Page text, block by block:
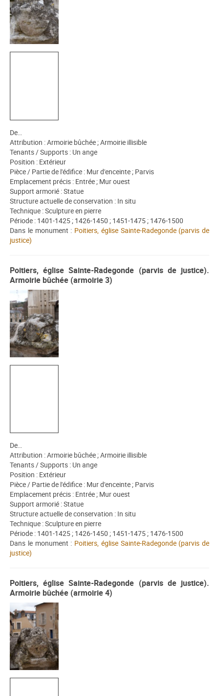
De…
Attribution : Armoirie bûchée ; Armoirie illisible
Tenants / Supports : Un ange
Position : Extérieur
Pièce / Partie de l'édifice : Mur d'enceinte ; Parvis
Emplacement précis : Entrée ; Mur ouest
Support armorié : Statue
Structure actuelle de conservation : In situ
Technique : Sculpture en pierre
Période : 1401-1425 ; 1426-1450 ; 1451-1475 ; 1476-1500
Dans le monument : Poitiers, église Sainte-Radegonde (parvis de
justice)
Poitiers, église Sainte-Radegonde (parvis de justice).
Armoirie bûchée (armoirie 3)
De…
Attribution : Armoirie bûchée ; Armoirie illisible
Tenants / Supports : Un ange
Position : Extérieur
Pièce / Partie de l'édifice : Mur d'enceinte ; Parvis
Emplacement précis : Entrée ; Mur ouest
Support armorié : Statue
Structure actuelle de conservation : In situ
Technique : Sculpture en pierre
Période : 1401-1425 ; 1426-1450 ; 1451-1475 ; 1476-1500
Dans le monument : Poitiers, église Sainte-Radegonde (parvis de
justice)
Poitiers, église Sainte-Radegonde (parvis de justice).
Armoirie bûchée (armoirie 4)